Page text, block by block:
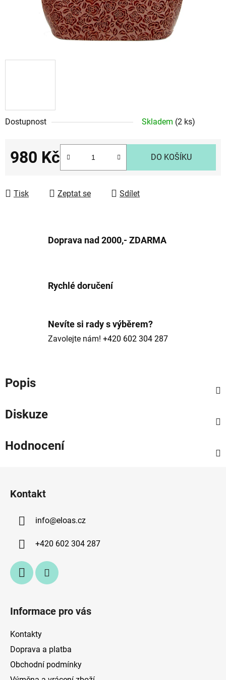
Dostupnost Skladem (2 ks)
980 Kč DO KOŠÍKU
Tisk Zeptat se Sdílet
Doprava nad 2000,- ZDARMA
Rychlé doručení
Nevíte si rady s výběrem?
Zavolejte nám! +420 602 304 287
Popis
Diskuze
Hodnocení
Kontakt
info@eloas.cz
+420 602 304 287
Informace pro vás
Kontakty
Doprava a platba
Obchodní podmínky